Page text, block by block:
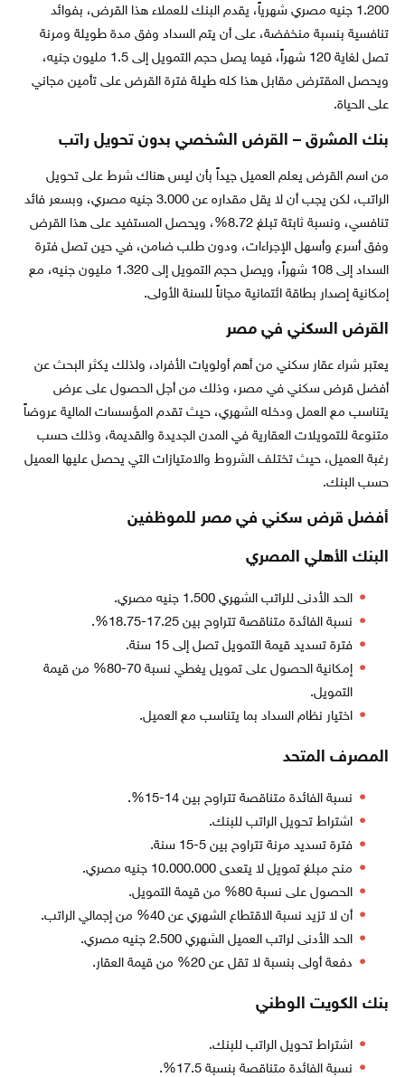
1.200 جنيه مصري شهرياً، يقدم البنك للعملاء هذا القرض، بفوائد
تنافسية بنسبة منخفضة، على أن يتم السداد وفق مدة طويلة ومرنة
تصل لغاية 120 شهراً، فيما يصل حجم التمويل إلى 1.5 مليون جنيه،
ويحصل المقترض مقابل هذا كله طيلة فترة القرض على تأمين مجاني
على الحياة.
بنك المشرق – القرض الشخصي بدون تحويل راتب
من اسم القرض يعلم العميل جيداً بأن ليس هناك شرط على تحويل
الراتب، لكن يجب أن لا يقل مقداره عن 3.000 جنيه مصري، وبسعر فائد
تنافسي، ونسبة ثابتة تبلغ 8.72%، ويحصل المستفيد على هذا القرض
وفق أسرع وأسهل الإجراءات، ودون طلب ضامن، في حين تصل فترة
السداد إلى 108 شهراً، ويصل حجم التمويل إلى 1.320 مليون جنيه، مع
إمكانية إصدار بطاقة ائتمانية مجاناً للسنة الأولى.
القرض السكني في مصر
يعتبر شراء عقار سكني من أهم أولويات الأفراد، ولذلك يكثر البحث عن
أفضل قرض سكني في مصر، وذلك من أجل الحصول على عرض
يتناسب مع العمل ودخله الشهري، حيث تقدم المؤسسات المالية عروضاً
متنوعة للتمويلات العقارية في المدن الجديدة والقديمة، وذلك حسب
رغبة العميل، حيث تختلف الشروط والامتيازات التي يحصل عليها العميل
حسب البنك.
أفضل قرض سكني في مصر للموظفين
البنك الأهلي المصري
الحد الأدنى للراتب الشهري 1.500 جنيه مصري.
نسبة الفائدة متناقصة تتراوح بين 17.25-18.75%.
فترة تسديد قيمة التمويل تصل إلى 15 سنة.
إمكانية الحصول على تمويل يغطي نسبة 70-80% من قيمة
التمويل.
اختيار نظام السداد بما يتناسب مع العميل.
المصرف المتحد
نسبة الفائدة متناقصة تتراوح بين 14-15%.
اشتراط تحويل الراتب للبنك.
فترة تسديد مرنة تتراوح بين 5-15 سنة.
منح مبلغ تمويل لا يتعدى 10.000.000 جنيه مصري.
الحصول على نسبة 80% من قيمة التمويل.
أن لا تزيد نسبة الاقتطاع الشهري عن 40% من إجمالي الراتب.
الحد الأدنى لراتب العميل الشهري 2.500 جنيه مصري.
دفعة أولى بنسبة لا تقل عن 20% من قيمة العقار.
بنك الكويت الوطني
اشتراط تحويل الراتب للبنك.
نسبة الفائدة متناقصة بنسبة 17.5%.